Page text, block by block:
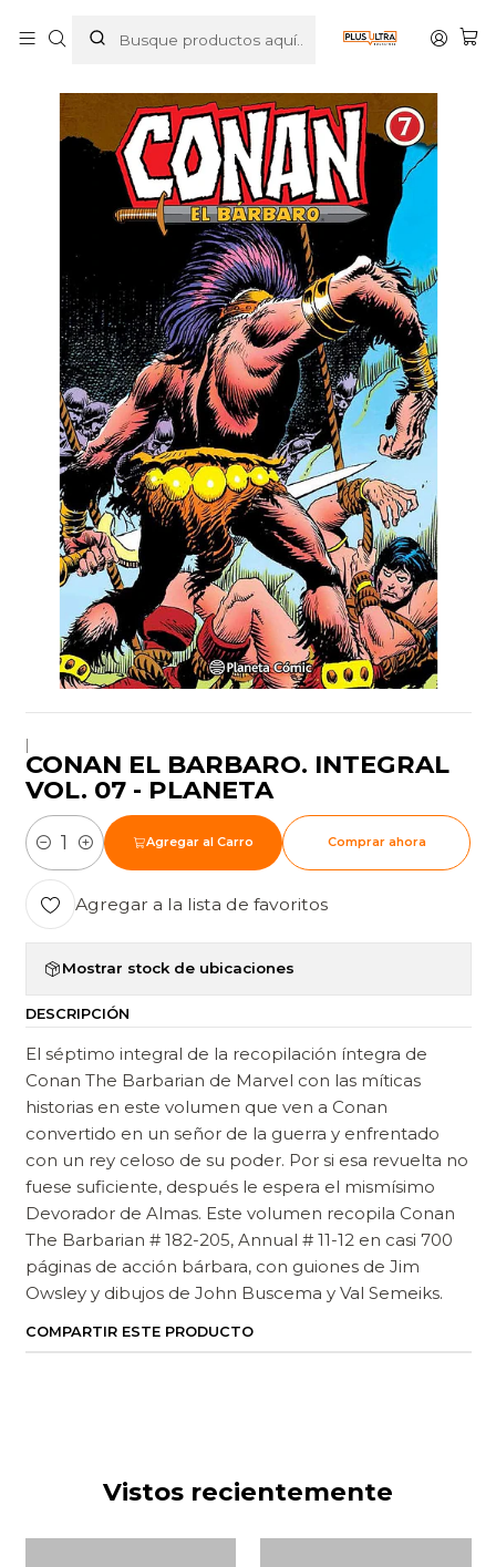
CONAN EL BARBARO. INTEGRAL VOL. 07 - PLANETA
|
CONAN EL BARBARO. INTEGRAL
VOL. 07 - PLANETA
Cantidad
Agregar al Carro Comprar ahora
Agregar a la lista de favoritos
Mostrar stock de ubicaciones
DESCRIPCIÓN
El séptimo integral de la recopilación íntegra de
Conan The Barbarian de Marvel con las míticas
historias en este volumen que ven a Conan
convertido en un señor de la guerra y enfrentado
con un rey celoso de su poder. Por si esa revuelta no
fuese suficiente, después le espera el mismísimo
Devorador de Almas. Este volumen recopila Conan
The Barbarian # 182-205, Annual # 11-12 en casi 700
páginas de acción bárbara, con guiones de Jim
Owsley y dibujos de John Buscema y Val Semeiks.
COMPARTIR ESTE PRODUCTO
Vistos recientemente